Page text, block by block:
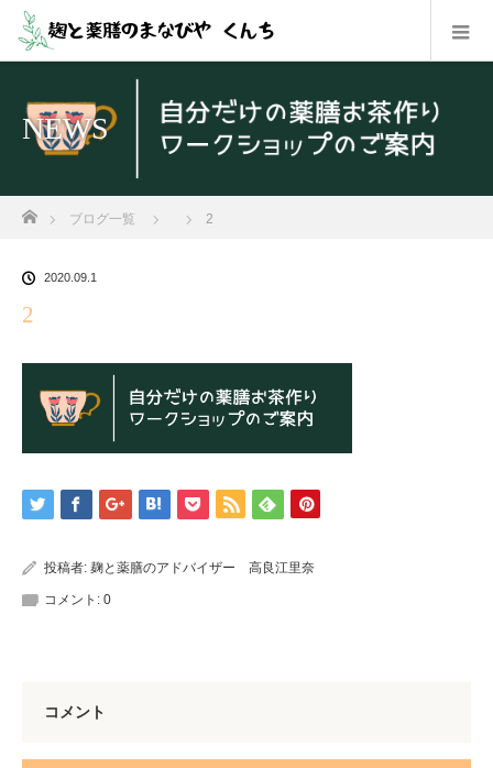
NEWS
ブログ一覧 2
2020.09.1
2
投稿者: 麹と薬膳のアドバイザー 高良江里奈
コメント: 0
コメント